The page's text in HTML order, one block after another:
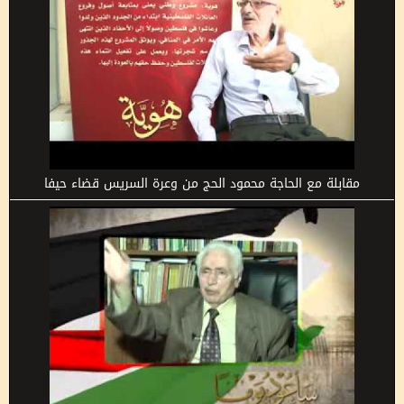
مقابلة مع الحاجة محمود الحج من وعرة السريس قضاء حيفا